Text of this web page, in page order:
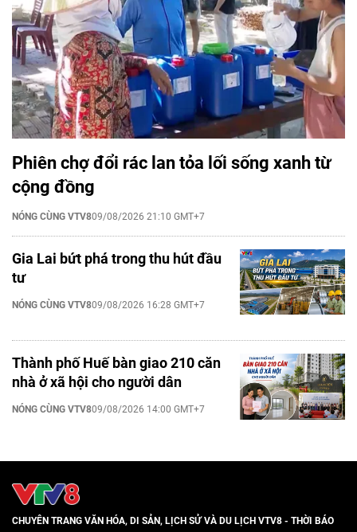
Phiên chợ đổi rác lan tỏa lối sống xanh từ
cộng đồng
NÓNG CÙNG VTV809/08/2026 21:10 GMT+7
Gia Lai bứt phá trong thu hút đầu
tư
NÓNG CÙNG VTV809/08/2026 16:28 GMT+7
Thành phố Huế bàn giao 210 căn
nhà ở xã hội cho người dân
NÓNG CÙNG VTV809/08/2026 14:00 GMT+7
CHUYÊN TRANG VĂN HÓA, DI SẢN, LỊCH SỬ VÀ DU LỊCH VTV8 - THỜI BÁO